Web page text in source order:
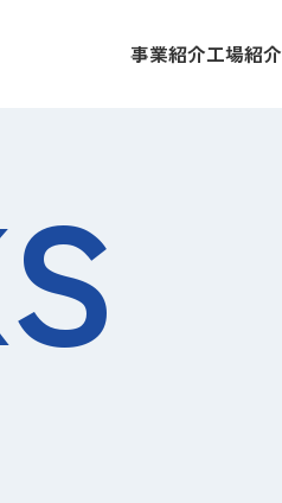
事業紹介
ミ／その他金属
工場紹介